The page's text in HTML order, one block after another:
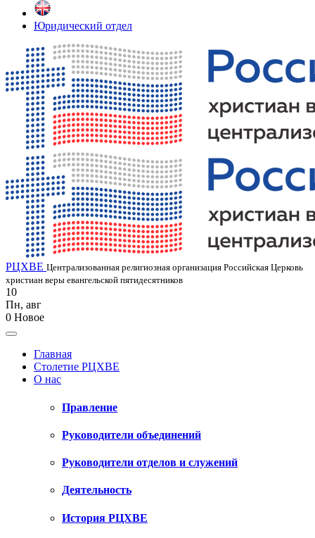
Юридический отдел
РЦХВЕ Централизованная религиозная организация Российская Церковь
христиан веры евангельской пятидесятников
10
Пн, авг
0 Новое
Главная
Столетие РЦХВЕ
О нас
Правление
Руководители объединений
Руководители отделов и служений
Деятельность
История РЦХВЕ